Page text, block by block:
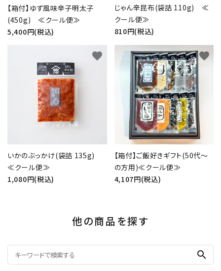
【箱付】ゆず風味辛子明太子
(450g) ≪クール便≫
5,400円(税込)
じゃん辛昆布(袋詰 110g) ≪
クール便≫
810円(税込)
いかのぶっかけ(袋詰 135g)
≪クール便≫
1,080円(税込)
favorite
【箱付】ご飯好きギフト(50代～
の方用)≪クール便≫
4,107円(税込)
favorite
他の商品を探す
search